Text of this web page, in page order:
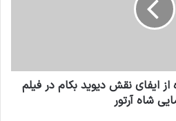
ایفای نقش دیوید بکام در فیلم
شاه آرتور